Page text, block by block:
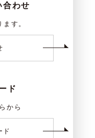
合わせ
す。
ド
から
ド